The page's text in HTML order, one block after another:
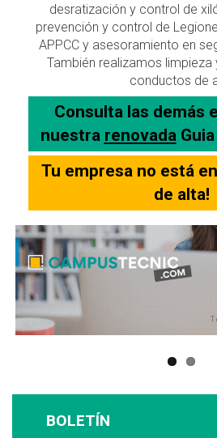
desratización y control de
prevención y control de
APPCC y asesoramiento en
También realizamos
conductos de
Consulta las demás
nuestra renovada
Tu empresa no está en
de alta!
BOLETÍN